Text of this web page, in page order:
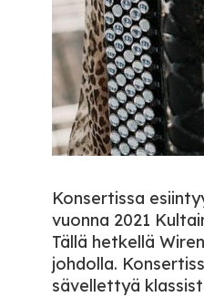
Konsertissa
vuonna 2021
Tällä hetkellä
johdolla.
sävellettyä